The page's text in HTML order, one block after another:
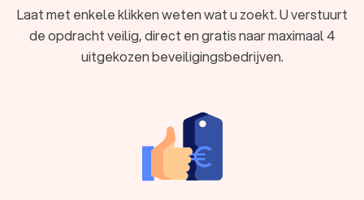
Laat met enkele klikken weten wat u zoekt. U verstuurt
de opdracht veilig, direct en gratis naar maximaal 4
uitgekozen beveiligingsbedrijven.